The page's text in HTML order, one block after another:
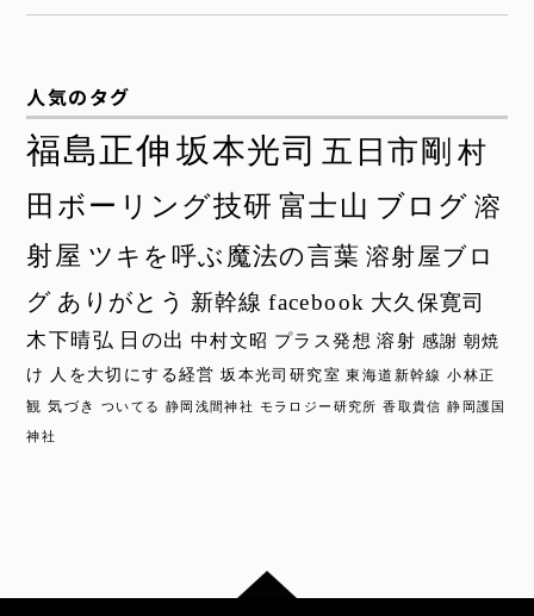
人気のタグ
福島正伸 坂本光司 五日市剛 村
田ボーリング技研 富士山 ブログ 溶
射屋 ツキを呼ぶ魔法の言葉 溶射屋ブロ
グ ありがとう 新幹線 facebook 大久保寛司
木下晴弘 日の出 中村文昭 プラス発想 溶射 感謝 朝焼
け 人を大切にする経営 坂本光司研究室 東海道新幹線 小林正
観 気づき ついてる 静岡浅間神社 モラロジー研究所 香取貴信 静岡護国
神社